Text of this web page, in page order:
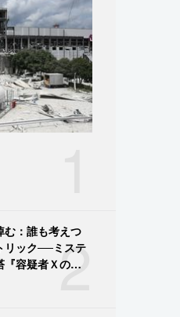
2
む：誰も考えつ
リック──ミステ
『容疑者Ｘの献